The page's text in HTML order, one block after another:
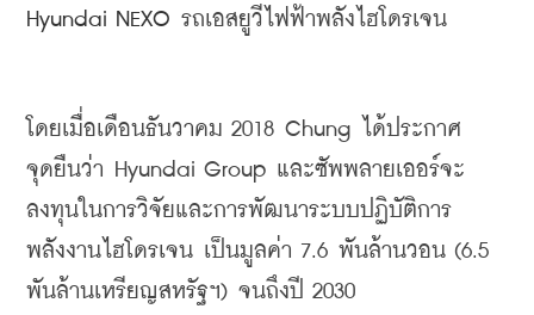
Hyundai NEXO รถเอสยูวีไฟฟ้าพลังไฮโดรเจน
โดยเมื่อเดือนธันวาคม 2018 Chung
ได้ประกาศ
จุดยืนว่า Hyundai Group และซัพพลายเออร์จะ
ลงทุนในการวิจัยและการพัฒนาระบบปฏิบัติการ
พลังงานไฮโดรเจน เป็นมูลค่า 7.6 พันล้านวอน
พันล้านเหรียญสหรัฐฯ) จนถึงปี 2030